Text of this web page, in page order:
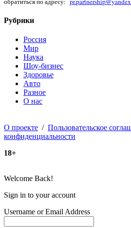
Рубрики
Россия
Мир
Наука
Шоу-бизнес
Здоровье
Авто
Разное
О нас
О проекте / Пользовательское
конфиденциальности
18+
Welcome Back!
Sign in to your account
Username or Email Address